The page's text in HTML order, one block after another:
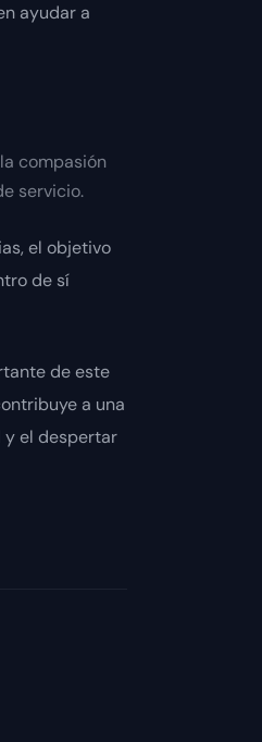
ayudar a
compasión
servicio.
el objetivo
de sí
de este
a una
y el despertar